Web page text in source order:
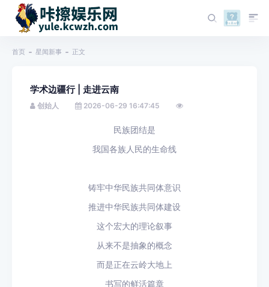
首页 星闻新事 正文
学术边疆行 | 走进云南
创始人 2026-06-29 16:47:45
民族团结是
我国各族人民的生命线
铸牢中华民族共同体意识
推进中华民族共同体建设
这个宏大的理论叙事
从来不是抽象的概念
而是正在云岭大地上
书写的鲜活篇章